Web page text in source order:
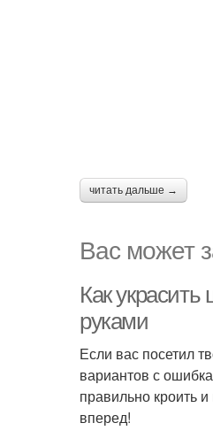
читать дальше →
Вас может
Как
руками
Если вас посетил
вариантов с
правильно кроить
вперед!